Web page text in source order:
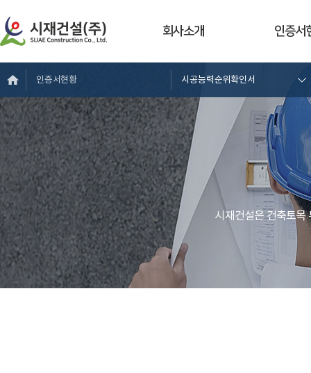
회사소개 인증서
인증서현황 시공능력순위확인서
시재건설은 건축토목